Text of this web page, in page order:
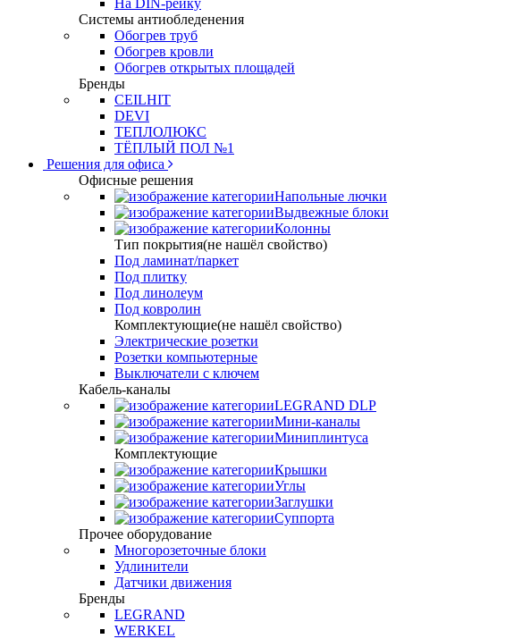
На DIN-рейку
Системы антиобледенения
Обогрев труб
Обогрев кровли
Обогрев открытых площадей
Бренды
CEILHIT
DEVI
ТЕПЛОЛЮКС
ТЁПЛЫЙ ПОЛ №1
Решения для офиса
Офисные решения
Напольные лючки
Выдвежные блоки
Колонны
Тип покрытия(не нашёл свойство)
Под ламинат/паркет
Под плитку
Под линолеум
Под ковролин
Комплектующие(не нашёл свойство)
Электрические розетки
Розетки компьютерные
Выключатели с ключем
Кабель-каналы
LEGRAND DLP
Мини-каналы
Миниплинтуса
Комплектующие
Крышки
Углы
Заглушки
Суппорта
Прочее оборудование
Многорозеточные блоки
Удлинители
Датчики движения
Бренды
LEGRAND
WERKEL